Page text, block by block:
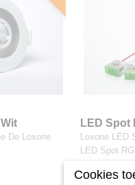
De Loxone
LED Spot
Loxone LED
LED Spot
€ 103,18
Cookies